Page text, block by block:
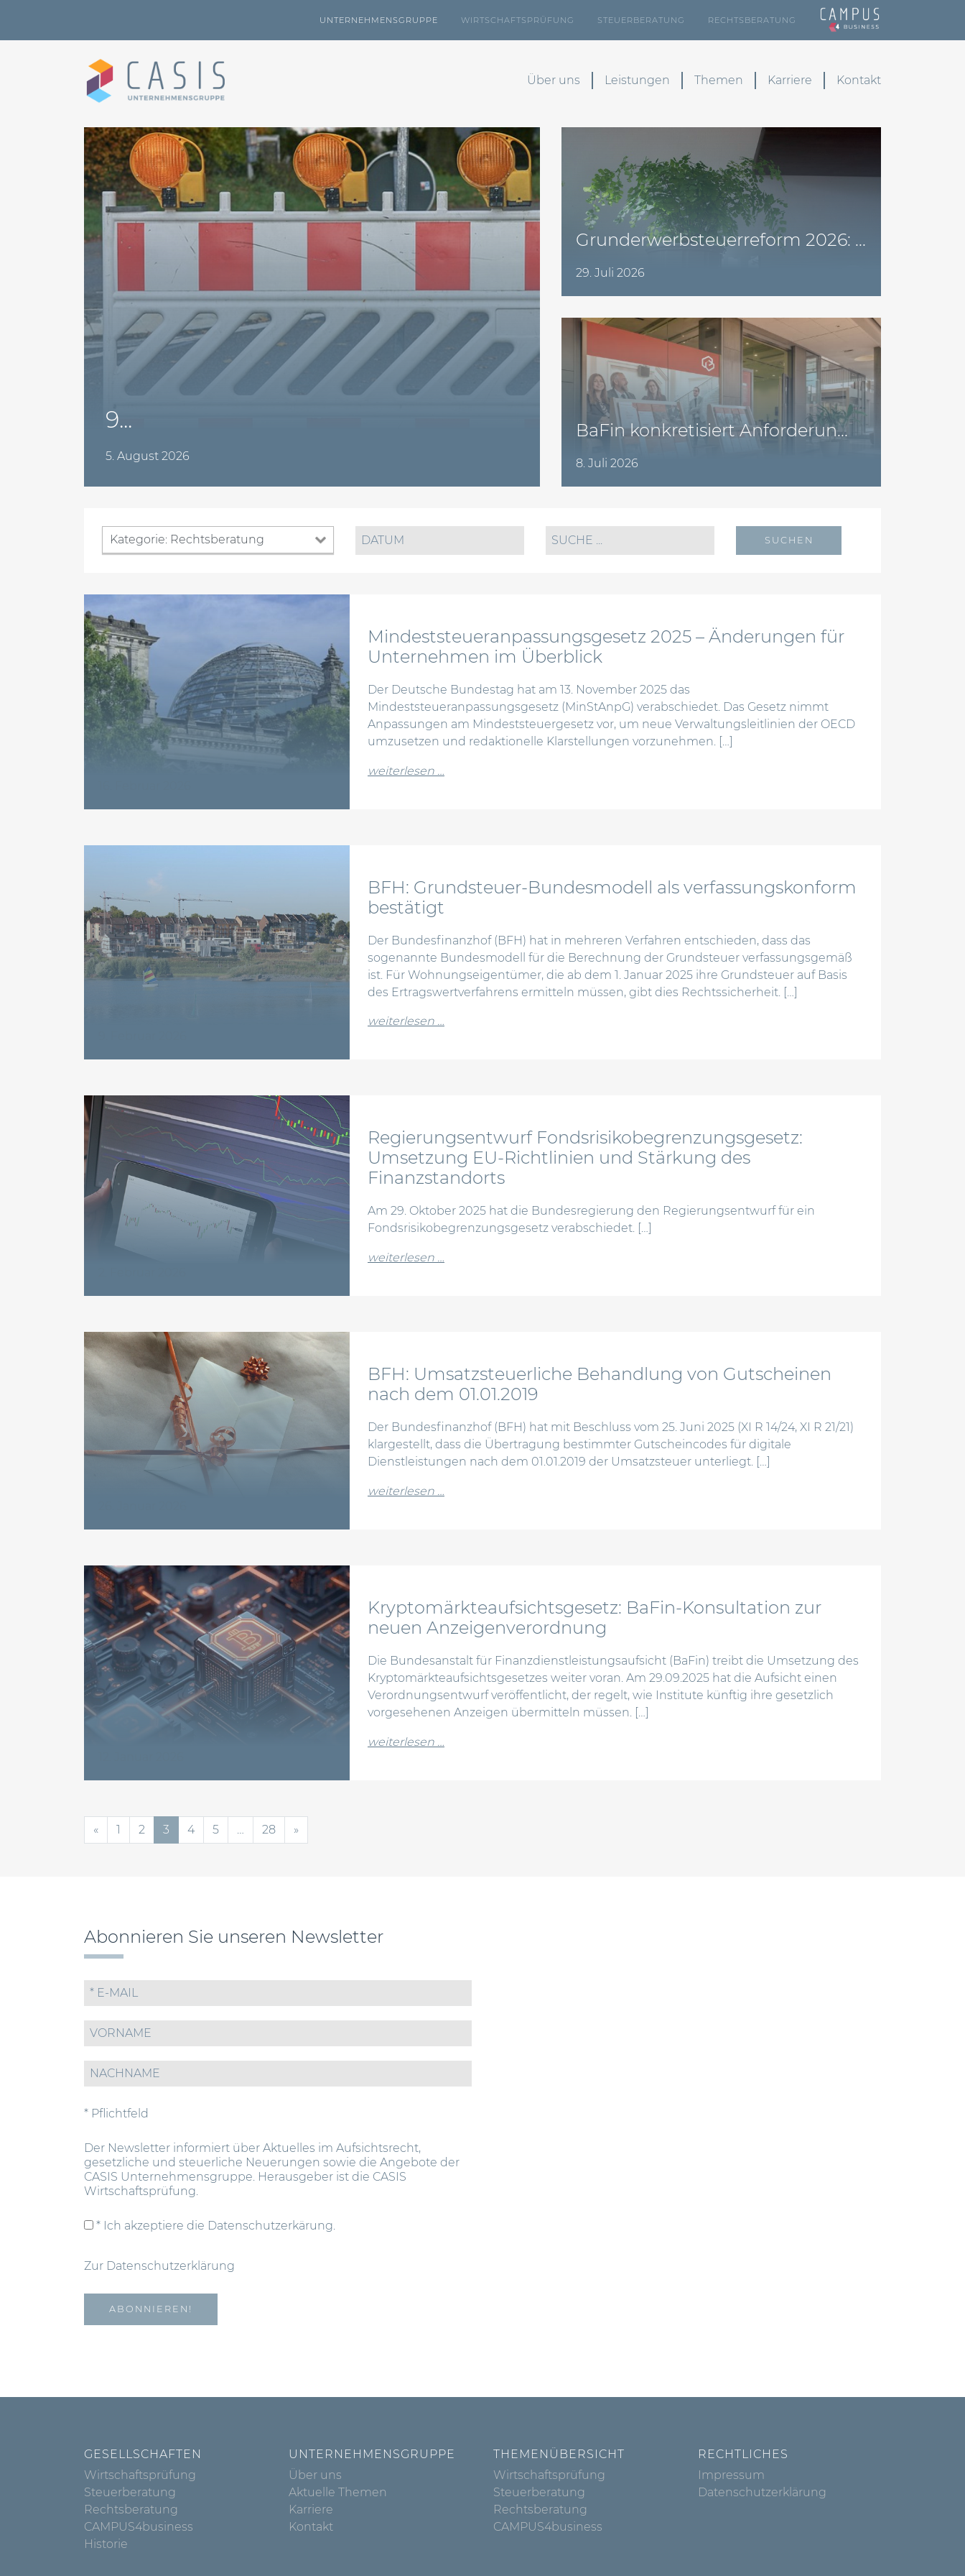
UNTERNEHMENSGRUPPE WIRTSCHAFTSPRÜFUNG STEUERBERATUNG RECHTSBERATUNG
Über uns Leistungen Themen Karriere Kontakt
9...
5. August 2026
Grunderwerbsteuerreform 2026: ...
29. Juli 2026
BaFin konkretisiert Anforderun...
8. Juli 2026
SUCHEN
Mindeststeueranpassungsgesetz 2025 – Änderungen für
Unternehmen im Überblick
Der Deutsche Bundestag hat am 13. November 2025 das
Mindeststeueranpassungsgesetz (MinStAnpG) verabschiedet. Das Gesetz nimmt
Anpassungen am Mindeststeuergesetz vor, um neue Verwaltungsleitlinien der OECD
umzusetzen und redaktionelle Klarstellungen vorzunehmen. […]
weiterlesen …
BFH: Grundsteuer-Bundesmodell als verfassungskonform
bestätigt
Der Bundesfinanzhof (BFH) hat in mehreren Verfahren entschieden, dass das
sogenannte Bundesmodell für die Berechnung der Grundsteuer verfassungsgemäß
ist. Für Wohnungseigentümer, die ab dem 1. Januar 2025 ihre Grundsteuer auf Basis
des Ertragswertverfahrens ermitteln müssen, gibt dies Rechtssicherheit. […]
weiterlesen …from bfh: grundsteuer-bundesmodell als verfassungskonform bestätigt
Regierungsentwurf Fondsrisikobegrenzungsgesetz:
Umsetzung EU-Richtlinien und Stärkung des
Finanzstandorts
Am 29. Oktober 2025 hat die Bundesregierung den Regierungsentwurf für ein
Fondsrisikobegrenzungsgesetz verabschiedet. […]
weiterlesen …from regierungsentwurf fondsrisikobegrenzungsgesetz: umsetzung eu-richtlinien und
BFH: Umsatzsteuerliche Behandlung von Gutscheinen
nach dem 01.01.2019
Der Bundesfinanzhof (BFH) hat mit Beschluss vom 25. Juni 2025 (XI R 14/24, XI R 21/21)
klargestellt, dass die Übertragung bestimmter Gutscheincodes für digitale
Dienstleistungen nach dem 01.01.2019 der Umsatzsteuer unterliegt. […]
weiterlesen …from bfh: umsatzsteuerliche behandlung von gutscheinen nach dem 01.01.2019
Kryptomärkteaufsichtsgesetz: BaFin-Konsultation zur
neuen Anzeigenverordnung
Die Bundesanstalt für Finanzdienstleistungsaufsicht (BaFin) treibt die Umsetzung des
Kryptomärkteaufsichtsgesetzes weiter voran. Am 29.09.2025 hat die Aufsicht einen
Verordnungsentwurf veröffentlicht, der regelt, wie Institute künftig ihre gesetzlich
vorgesehenen Anzeigen übermitteln müssen. […]
weiterlesen …from kryptomärkteaufsichtsgesetz: bafin-konsultation zur neuen anzeigenverordnung
Beitragsnavigation
« 1 2 3 4 5 … 28 »
Abonnieren Sie unseren Newsletter
* Pflichtfeld
Der Newsletter informiert über Aktuelles im Aufsichtsrecht,
gesetzliche und steuerliche Neuerungen sowie die Angebote der
CASIS Unternehmensgruppe. Herausgeber ist die CASIS
Wirtschaftsprüfung.
* Ich akzeptiere die Datenschutzerkärung.
Zur Datenschutzerklärung
GESELLSCHAFTEN
Wirtschaftsprüfung
Steuerberatung
Rechtsberatung
CAMPUS4business
Historie
UNTERNEHMENSGRUPPE
Über uns
Aktuelle Themen
Karriere
Kontakt
THEMENÜBERSICHT
Wirtschaftsprüfung
Steuerberatung
Rechtsberatung
CAMPUS4business
RECHTLICHES
Impressum
Datenschutzerklärung